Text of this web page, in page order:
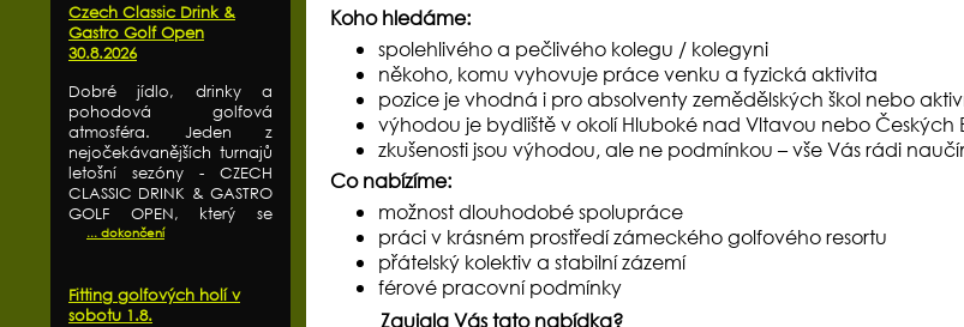
Czech Classic Drink &
Gastro Golf Open
30.8.2026
Dobré jídlo, drinky a
pohodová golfová
atmosféra. Jeden z
nejočekávanějších turnajů
letošní sezóny - CZECH
CLASSIC DRINK & GASTRO
GOLF OPEN, který se
... dokončení
Fitting golfových holí v
sobotu 1.8.
Koho hledáme:
spolehlivého a pečlivého kolegu / kolegyni
někoho, komu vyhovuje práce venku a fyzická aktivita
pozice je vhodná i pro absolventy zemědělských škol nebo
výhodou je bydliště v okolí Hluboké nad Vltavou nebo Českých
zkušenosti jsou výhodou, ale ne podmínkou – vše Vás rádi
Co nabízíme:
možnost dlouhodobé spolupráce
práci v krásném prostředí zámeckého golfového resortu
přátelský kolektiv a stabilní zázemí
férové pracovní podmínky
Zaujala Vás tato nabídka?